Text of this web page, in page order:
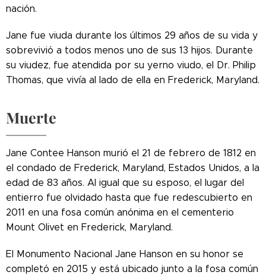
nación.
Jane fue viuda durante los últimos 29 años de su vida y
sobrevivió a todos menos uno de sus 13 hijos. Durante
su viudez, fue atendida por su yerno viudo, el Dr. Philip
Thomas, que vivía al lado de ella en Frederick, Maryland.
Muerte
Jane Contee Hanson murió el 21 de febrero de 1812 en
el condado de Frederick, Maryland, Estados Unidos, a la
edad de 83 años. Al igual que su esposo, el lugar del
entierro fue olvidado hasta que fue redescubierto en
2011 en una fosa común anónima en el cementerio
Mount Olivet en Frederick, Maryland.
El Monumento Nacional Jane Hanson en su honor se
completó en 2015 y está ubicado junto a la fosa común